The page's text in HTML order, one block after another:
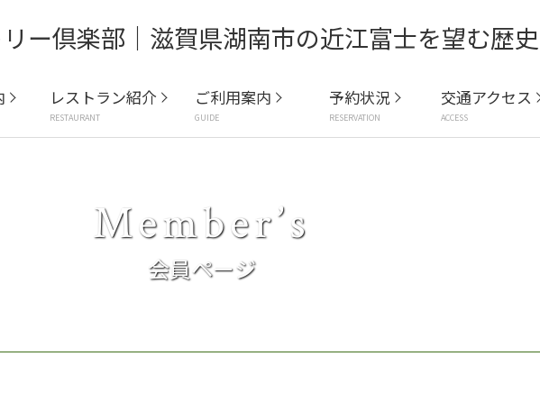
レストラン紹介
RESTAURANT
ご利用案内
GUIDE
予約状況
RESERVATION
交通アクセス
ACCESS
Member’s
会員ページ